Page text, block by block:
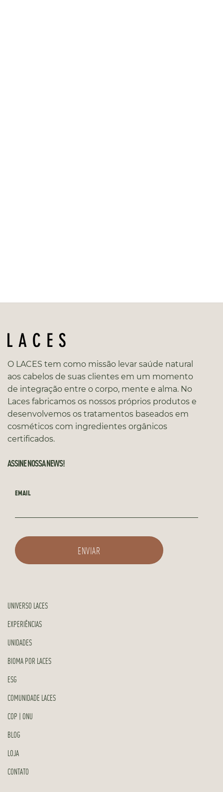
O LACES tem como missão levar saúde natural
aos cabelos de suas clientes em um momento
de integração entre o corpo, mente e alma. No
Laces fabricamos os nossos próprios produtos e
desenvolvemos os tratamentos baseados em
cosméticos com ingredientes orgânicos
certificados.
ASSINE NOSSA NEWS!
EMAIL
UNIVERSO LACES
EXPERIÊNCIAS
UNIDADES
BIOMA POR LACES
ESG
COMUNIDADE LACES
COP | ONU
BLOG
LOJA
CONTATO